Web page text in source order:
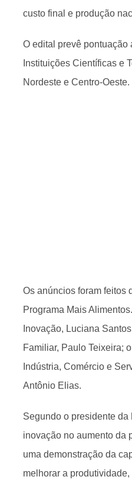
custo final e produção
O edital prevê
Instituições Científicas e
Nordeste e Centro-Oeste.
Os anúncios foram feitos
Programa Mais
Inovação, Luciana
Familiar, Paulo Teixeira;
Indústria, Comércio e
Antônio Elias.
Segundo o presidente
inovação no aumento da
uma demonstração da
melhorar a produtividade,